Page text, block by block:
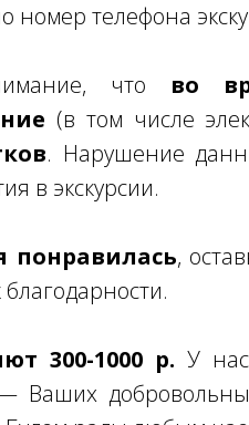
номер телефона
что во
(в том числе
. Нарушение
в экскурсии.
понравилась,
благодарности.
300-1000 р. У
Ваших